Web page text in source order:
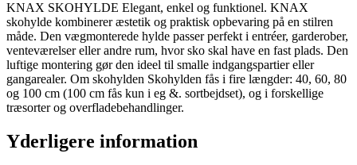
KNAX SKOHYLDE Elegant, enkel og funktionel. KNAX
skohylde kombinerer æstetik og praktisk opbevaring på en stilren
måde. Den vægmonterede hylde passer perfekt i entréer, garderober,
venteværelser eller andre rum, hvor sko skal have en fast plads. Den
luftige montering gør den ideel til smalle indgangspartier eller
gangarealer. Om skohylden Skohylden fås i fire længder: 40, 60, 80
og 100 cm (100 cm fås kun i eg &. sortbejdset), og i forskellige
træsorter og overfladebehandlinger.
Yderligere information